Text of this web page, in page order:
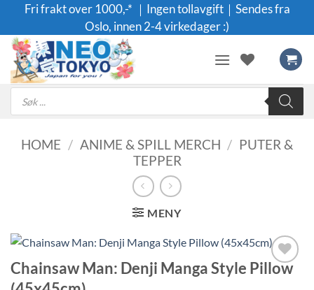
content
Fri frakt over 1000,-* ｜Ingen tollavgift｜Sendes fra
Oslo, innen 2-4 virkedager :)
Products
search
HOME / ANIME & SPILL MERCH / PUTER &
TEPPER
MENY
Legg til i
Chainsaw Man: Denji Manga Style Pillow